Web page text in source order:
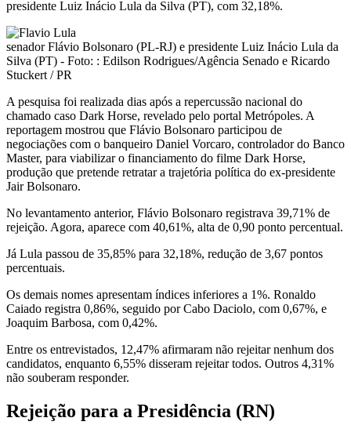
presidente Luiz Inácio Lula da Silva (PT), com 32,18%.
senador Flávio Bolsonaro (PL-RJ) e presidente Luiz Inácio Lula da
Silva (PT) - Foto: : Edilson Rodrigues/Agência Senado e Ricardo
Stuckert / PR
A pesquisa foi realizada dias após a repercussão nacional do
chamado caso Dark Horse, revelado pelo portal Metrópoles. A
reportagem mostrou que Flávio Bolsonaro participou de
negociações com o banqueiro Daniel Vorcaro, controlador do Banco
Master, para viabilizar o financiamento do filme Dark Horse,
produção que pretende retratar a trajetória política do ex-presidente
Jair Bolsonaro.
No levantamento anterior, Flávio Bolsonaro registrava 39,71% de
rejeição. Agora, aparece com 40,61%, alta de 0,90 ponto percentual.
Já Lula passou de 35,85% para 32,18%, redução de 3,67 pontos
percentuais.
Os demais nomes apresentam índices inferiores a 1%. Ronaldo
Caiado registra 0,86%, seguido por Cabo Daciolo, com 0,67%, e
Joaquim Barbosa, com 0,42%.
Entre os entrevistados, 12,47% afirmaram não rejeitar nenhum dos
candidatos, enquanto 6,55% disseram rejeitar todos. Outros 4,31%
não souberam responder.
Rejeição para a Presidência (RN)